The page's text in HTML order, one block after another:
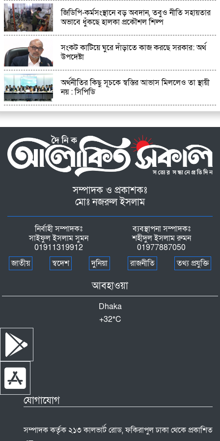
জিডিপি-কর্মসংস্থানে বড় অবদান, তবুও নীতি সহায়তার
অভাবে ধুঁকছে হালকা প্রকৌশল শিল্প
সংকট কাটিয়ে ঘুরে দাঁড়াতে কাজ করছে সরকার: অর্থ
উপদেষ্টা
অর্থনীতির কিছু সূচকে স্বস্তির আভাস মিললেও তা স্থায়ী
নয় : সিপিডি
সম্পাদক ও প্রকাশকঃ
মোঃ নজরুল ইসলাম
নির্বাহী সম্পাদকঃ
সাইফুল ইসলাম সুমন
01911319912
ব্যবস্থাপনা সম্পাদকঃ
শহীদুল ইসলাম রুমন
01977887050
জাতীয়
স্বদেশ দুনিয়া রাজনীতি তথ্য প্রযুক্তি
আবহাওয়া
Dhaka
+32°C
যোগাযোগ
সম্পাদক কর্তৃক ২১৩ কালভার্ট রোড, ফকিরাপুল ঢাকা থেকে প্রকাশিত